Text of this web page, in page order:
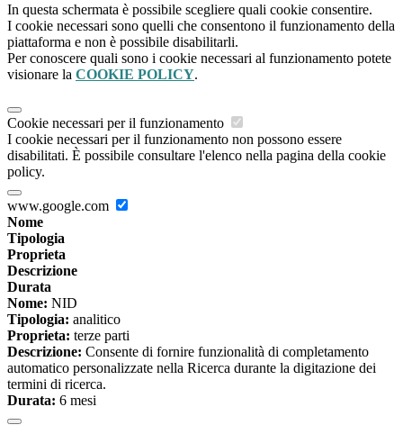
In questa schermata è possibile scegliere quali cookie consentire.
I cookie necessari sono quelli che consentono il funzionamento della
piattaforma e non è possibile disabilitarli.
Per conoscere quali sono i cookie necessari al funzionamento potete
visionare la COOKIE POLICY.
Cookie necessari per il funzionamento
I cookie necessari per il funzionamento non possono essere
disabilitati. È possibile consultare l'elenco nella pagina della cookie
policy.
www.google.com
Nome
Tipologia
Proprieta
Descrizione
Durata
Nome: NID
Tipologia: analitico
Proprieta: terze parti
Descrizione: Consente di fornire funzionalità di completamento
automatico personalizzate nella Ricerca durante la digitazione dei
termini di ricerca.
Durata: 6 mesi